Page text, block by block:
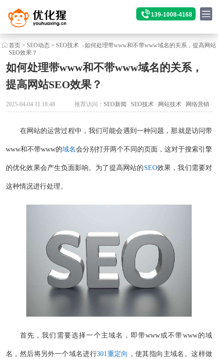
139-1008-4168
首页> SEO动态> SEO技术
如何处理带www和不带www域名的关系，提高网站
SEO效果？
如何处理带www和不带www域名的关系，
提高网站SEO效果？
2025-04-04 11:18:48 推荐访问：SEO新闻 SEO技术 网站技术 网络营销
在网站的运营过程中，我们可能会遇到一种问题，那就是访问带
www和不带www的域名会分别打开两个不同的页面，这对于搜索引擎
的优化效果会产生负面影响。为了提高网站的SEO效果，我们需要对
这种情况进行处理。
首先，我们需要选择一个主域名，即带www或不带www的域
名，然后将另外一个域名进行301重定向 ，使其指向主域名。这样做